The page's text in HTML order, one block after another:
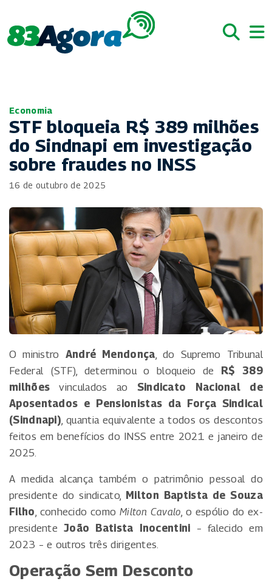
Economia
STF bloqueia R$ 389 milhões
do Sindnapi em investigação
sobre fraudes no INSS
16 de outubro de 2025
O ministro André Mendonça, do Supremo Tribunal
Federal (STF), determinou o bloqueio de
R$ 389
milhões vinculados ao Sindicato Nacional de
Aposentados e Pensionistas da Força Sindical
(Sindnapi), quantia equivalente a todos os descontos
feitos em benefícios do INSS entre 2021 e janeiro de
2025.
A medida alcança também o patrimônio pessoal do
presidente do sindicato, Milton Baptista de Souza
Filho, conhecido comoMilton Cavalo, o espólio do ex-
presidenteJoão Batista Inocentini – falecido em
2023 – e outros três dirigentes.
Operação Sem Desconto